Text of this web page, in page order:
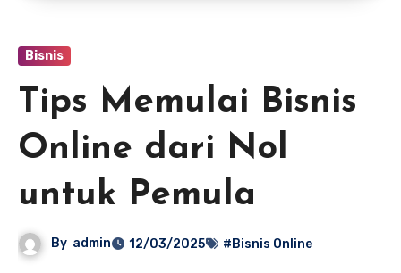
Bisnis
Tips Memulai Bisnis
Online dari Nol
untuk Pemula
By admin 12/03/2025 #Bisnis Online